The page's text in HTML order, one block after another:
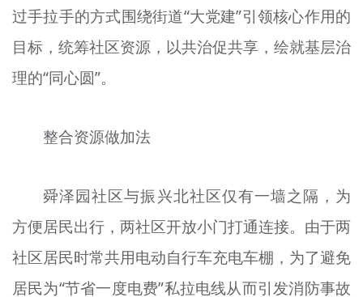
身边好人
文明评论
北京宣传文化引导基金
宣传思想文化人才
资料库
+
过手拉手的方式围绕街道“大党建”引领核心作用的
目标，统筹社区资源，以共治促共享，绘就基层治
理的“同心圆”。
整合资源做加法
舜泽园社区与振兴北社区仅有一墙之隔，为
方便居民出行，两社区开放小门打通连接。由于两
社区居民时常共用电动自行车充电车棚，为了避免
居民为“节省一度电费”私拉电线从而引发消防事故